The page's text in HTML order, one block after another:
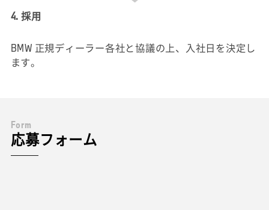
4. 採用
BMW 正規ディーラー各社と協議の上、入社日を決定し
ます。
Form
応募フォーム